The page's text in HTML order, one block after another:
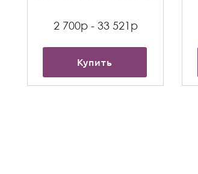
2 700р - 33 521р
Купить